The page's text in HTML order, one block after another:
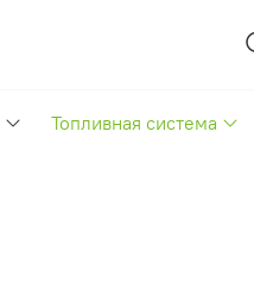
Топливная система